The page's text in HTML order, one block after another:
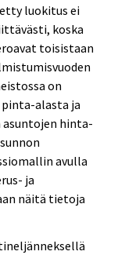
luokitus ei
koska
toisistaan
on
alasta ja
hinta-
avulla
ja
näitä tietoja